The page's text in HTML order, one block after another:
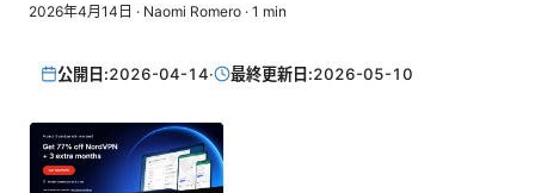
2026年4月14日 · Naomi Romero · 1 min
公開日:2026-04-14· 最終更新日:2026-05-10